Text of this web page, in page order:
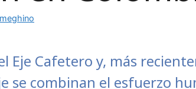
Eje Cafetero y, más
se combinan el esfuerzo